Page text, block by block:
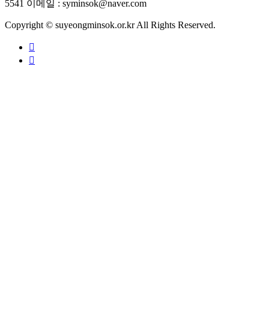
5541 이메일 : syminsok@naver.com
Copyright © suyeongminsok.or.kr All Rights Reserved.